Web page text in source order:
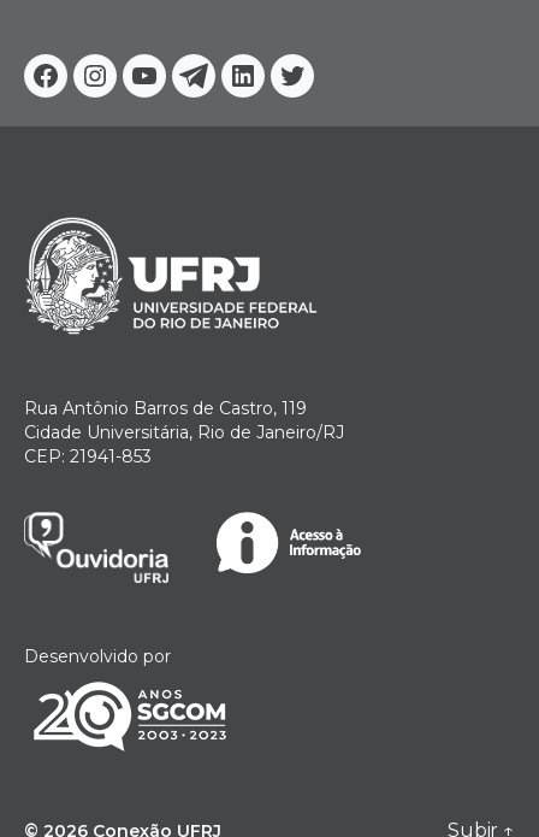
Facebook
Instagram
YoutubeTelegram
Linkedin
Twitter
Rua Antônio Barros de Castro, 119
Cidade Universitária, Rio de Janeiro/RJ
CEP: 21941-853
Desenvolvido por
© 2026 Conexão UFRJ Subir ↑